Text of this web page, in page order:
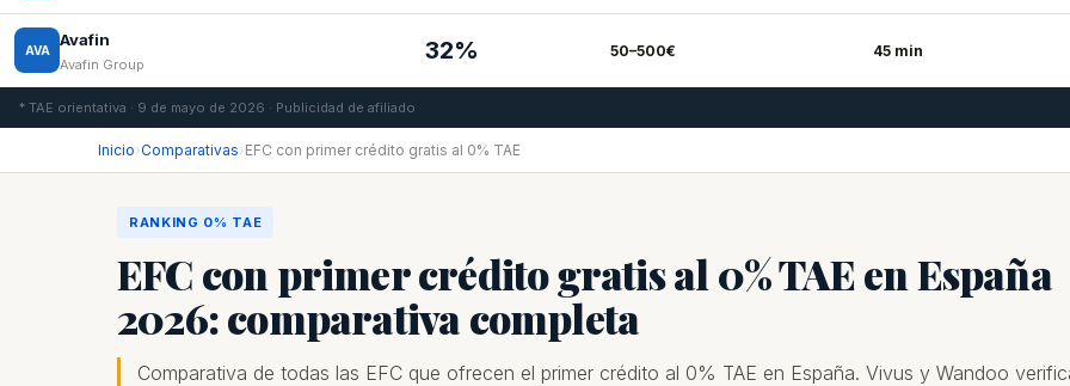
AVA
Avafin
Avafin Group 32% 50–500€ 45 min
* TAE orientativa · 9 de mayo de 2026 · Publicidad de afiliado
Inicio›Comparativas›EFC con primer crédito gratis al 0% TAE
RANKING 0% TAE
EFC con primer crédito gratis al 0% TAE en España
2026: comparativa completa
Comparativa de todas las EFC que ofrecen el primer crédito al 0% TAE en España. Vivus y Wandoo